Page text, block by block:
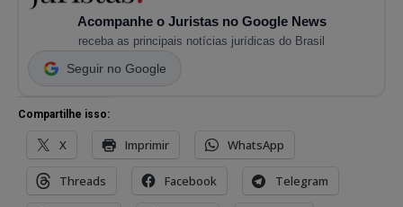
Acompanhe o Juristas no Google News
receba as principais notícias jurídicas do Brasil
Seguir no Google
Compartilhe isso:
X Imprimir WhatsApp
Threads Facebook Telegram